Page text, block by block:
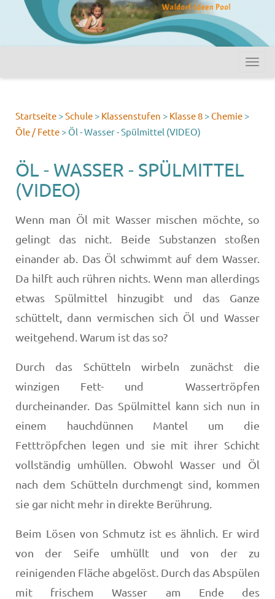
Startseite >Schule > Klassenstufen > Klasse 8 >Chemie >
Öle / Fette > Öl - Wasser - Spülmittel (VIDEO)
ÖL - WASSER - SPÜLMITTEL
(VIDEO)
Wenn man Öl mit Wasser mischen möchte, so
gelingt das nicht. Beide Substanzen stoßen
einander ab. Das Öl schwimmt auf dem Wasser.
Da hilft auch rühren nichts. Wenn man allerdings
etwas Spülmittel hinzugibt und das Ganze
schüttelt, dann vermischen sich Öl und Wasser
weitgehend. Warum ist das so?
Durch das Schütteln wirbeln zunächst die
winzigen Fett- und Wassertröpfen
durcheinander. Das Spülmittel kann sich nun in
einem hauchdünnen Mantel um die
Fetttröpfchen legen und sie mit ihrer Schicht
vollständig umhüllen. Obwohl Wasser und Öl
nach dem Schütteln durchmengt sind, kommen
sie gar nicht mehr in direkte Berührung.
Beim Lösen von Schmutz ist es ähnlich. Er wird
von der Seife umhüllt und von der zu
reinigenden Fläche abgelöst. Durch das Abspülen
mit frischem Wasser am Ende des